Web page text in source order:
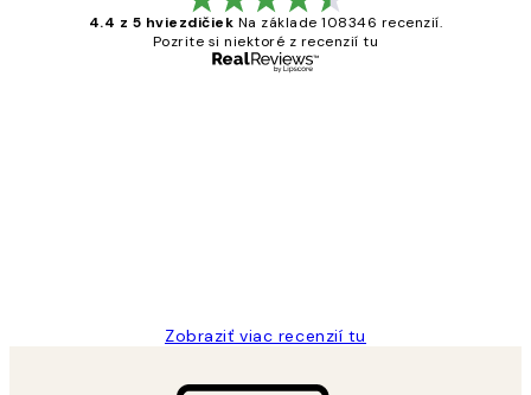
4.4 z 5 hviezdičiek Na základe 108346 recenzií.
Pozrite si niektoré z recenzií tu
Zobraziť viac recenzií tu